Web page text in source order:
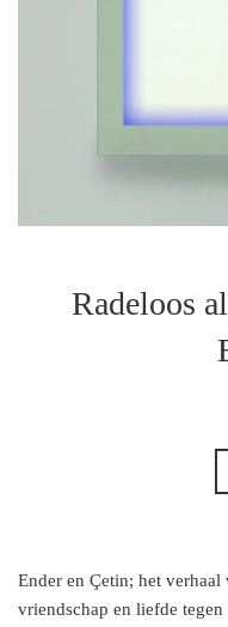
Radeloos
Ender en Çetin; het
vriendschap en liefde